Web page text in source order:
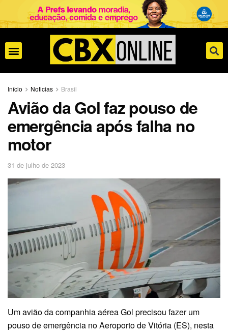
Início Noticias Brasil
Avião da Gol faz pouso de
emergência após falha no
motor
31 de julho de 2023
Um avião da companhia aérea Gol precisou fazer um
pouso de emergência no Aeroporto de Vitória (ES), nesta